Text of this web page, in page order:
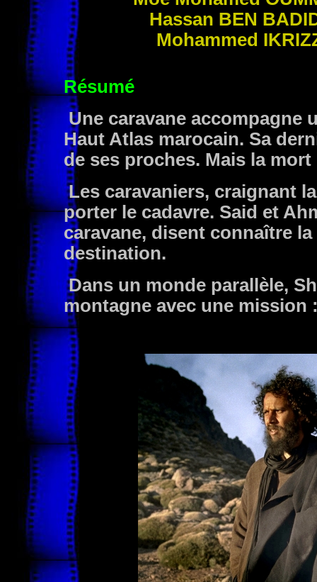
Hassan BEN
Mohammed
Résumé
Une caravane accompagne
Haut Atlas marocain. Sa
de ses proches. Mais la
Les caravaniers, craignant
porter le cadavre. Said et
caravane, disent connaître
destination.
Dans un monde parallèle,
montagne avec une mission